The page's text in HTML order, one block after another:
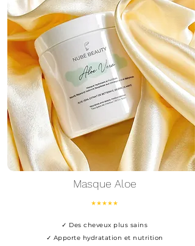
Masque Aloe
★★★★★
✓ Des cheveux plus sains
✓ Apporte hydratation et nutrition